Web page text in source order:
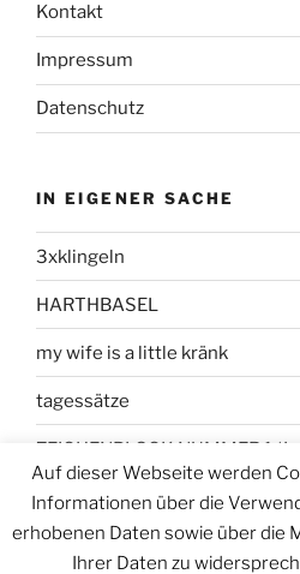
Kontakt
Impressum
Datenschutz
IN EIGENER SACHE
3xklingeln
HARTHBASEL
my wife is a little kränk
tagessätze
ZEICHENBLOCK NUMMER 1
Auf dieser Webseite werden
Informationen über die
erhobenen Daten sowie über die
Ihrer Daten zu